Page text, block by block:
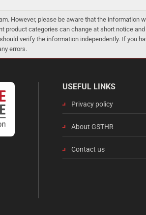
However, please be aware that the
product categories can change at short notice
verify the information independently. If you
errors.
USEFUL LINKS
Privacy policy
About GSTHR
Contact us